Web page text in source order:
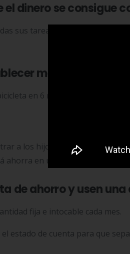
el dinero se consigue
sus tareas y ayudan en la
metas y hacer
en 6 meses, ¿cuánto
a los hijos cuáles son las
ahorra en una alcancía, el
de ahorro y usen
fija e intocable cada mes.
estado de cuenta para que